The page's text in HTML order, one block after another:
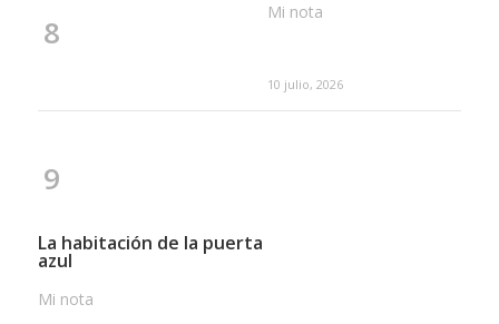
8 Mi nota
10 julio, 2026
9
La habitación de la puerta
azul
Mi nota